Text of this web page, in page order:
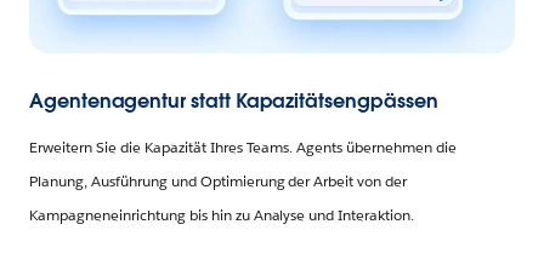
Agentenagentur statt Kapazitätsengpässen
Erweitern Sie die Kapazität Ihres Teams. Agents übernehmen die
Planung, Ausführung und Optimierung der Arbeit von der
Kampagneneinrichtung bis hin zu Analyse und Interaktion.